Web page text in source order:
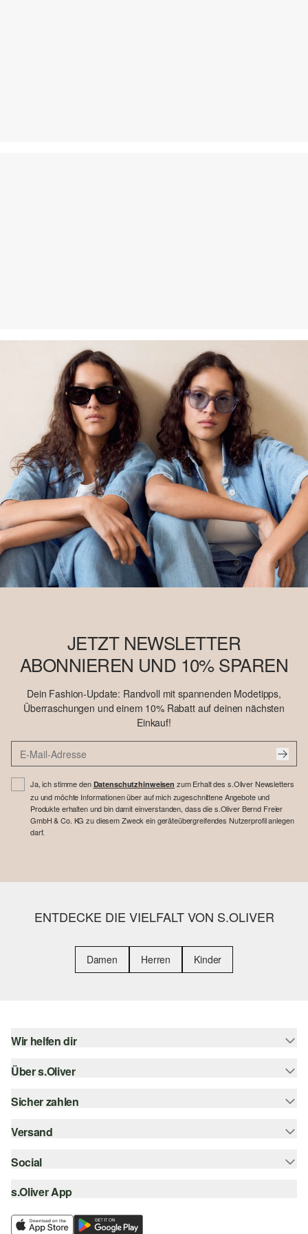
JETZT NEWSLETTER
ABONNIEREN UND 10% SPAREN
Dein Fashion-Update: Randvoll mit spannenden Modetipps,
Überraschungen und einem 10% Rabatt auf deinen nächsten
Einkauf!
Ja, ich stimme den Datenschutzhinweisen zum Erhalt des s.Oliver Newsletters
zu und möchte Informationen über auf mich zugeschnittene Angebote und
Produkte erhalten und bin damit einverstanden, dass die s.Oliver Bernd Freier
GmbH & Co. KG zu diesem Zweck ein geräteübergreifendes Nutzerprofil anlegen
darf.
ENTDECKE DIE VIELFALT VON S.OLIVER
Damen Herren Kinder
Wir helfen dir
Hilfe & FAQ
Größenberatung
Über s.Oliver
Newsletter
s.Oliver Card
Career
Wunschliste
Sicher zahlen
Rechnung
Kreditkarte
SSL-Verschlüsselung
Versand
Sendungsverfolgung
Post AT
Social
instagram
facebook
s.Oliver App